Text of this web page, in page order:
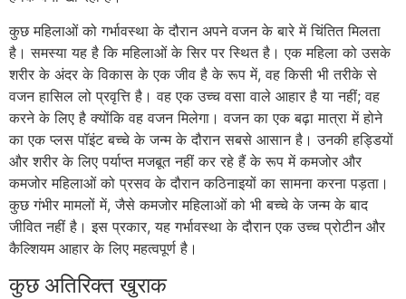
कुछ महिलाओं को गर्भावस्था के दौरान अपने वजन के बारे में चिंतित मिलता
है। समस्या यह है कि महिलाओं के सिर पर स्थित है। एक महिला को उसके
शरीर के अंदर के विकास के एक जीव है के रूप में, वह किसी भी तरीके से
वजन हासिल लो प्रवृत्ति है। वह एक उच्च वसा वाले आहार है या नहीं; वह
करने के लिए है क्योंकि वह वजन मिलेगा। वजन का एक बढ़ा मात्रा में होने
का एक प्लस पॉइंट बच्चे के जन्म के दौरान सबसे आसान है। उनकी हड्डियों
और शरीर के लिए पर्याप्त मजबूत नहीं कर रहे हैं के रूप में कमजोर और
कमजोर महिलाओं को प्रसव के दौरान कठिनाइयों का सामना करना पड़ता।
कुछ गंभीर मामलों में, जैसे कमजोर महिलाओं को भी बच्चे के जन्म के बाद
जीवित नहीं है। इस प्रकार, यह गर्भावस्था के दौरान एक उच्च प्रोटीन और
कैल्शियम आहार के लिए महत्वपूर्ण है।
कुछ अतिरिक्त खुराक